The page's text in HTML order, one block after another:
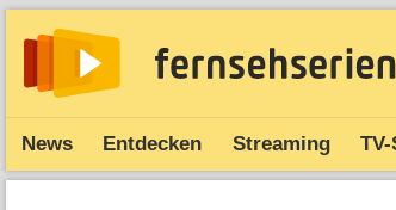
News Entdecken Streaming